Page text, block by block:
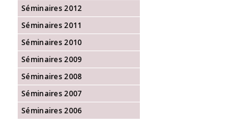
Séminaires 2012
Séminaires 2011
Séminaires 2010
Séminaires 2009
Séminaires 2008
Séminaires 2007
Séminaires 2006